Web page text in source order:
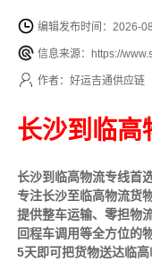
编辑发布时间：2026-
信息来源：https://
作者：好运吉通供应链
长沙到临高
长沙到临高物流专线首
专注长沙至临高物流货
提供整车运输、零担物
回程车调用等全方位的
5天即可把货物送达临